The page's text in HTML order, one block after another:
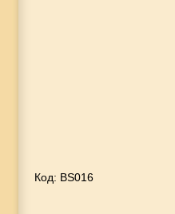
Код: BS016